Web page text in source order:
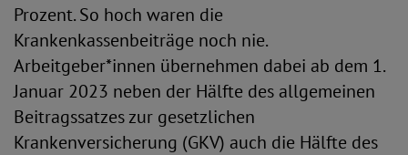
Prozent. So hoch waren die
Krankenkassenbeiträge noch nie.
Arbeitgeber*innen übernehmen dabei ab dem 1.
Januar 2023 neben der Hälfte des allgemeinen
Beitragssatzes zur gesetzlichen
Krankenversicherung (GKV) auch die Hälfte des